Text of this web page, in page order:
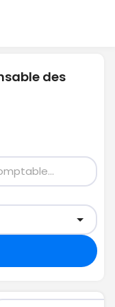
des